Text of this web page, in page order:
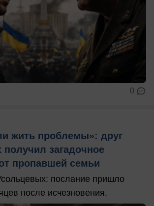
0
жить проблемы»: друг
загадочное
пропавшей семьи
послание пришло
после исчезновения.